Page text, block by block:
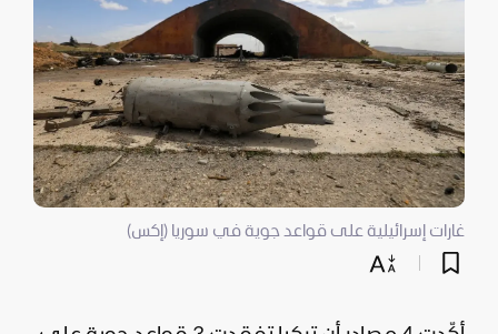
غارات إسرائيلية على قواعد جوية في سوريا (إكس)